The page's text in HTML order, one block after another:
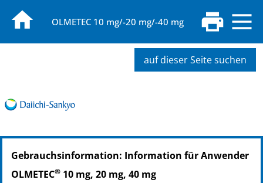
OLMETEC 10 mg/-20 mg/-40 mg
auf dieser Seite suchen
PZN: 02231146
PPN: 110223114690
PZN: 02231175
Gebrauchsinformation: Information für Anwender
OLMETEC® 10 mg, 20 mg, 40 mg